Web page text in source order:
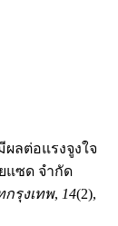
ผลต่อแรงจูงใจ
แซด จำกัด
รุงเทพ, 14(2),